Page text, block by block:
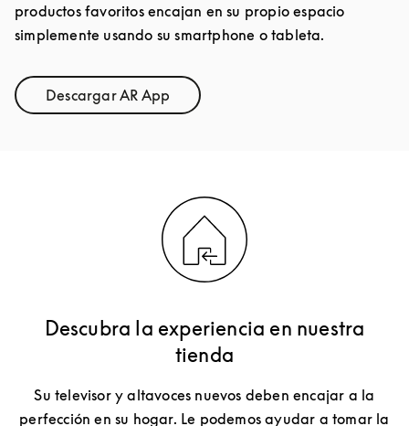
productos favoritos encajan en su propio espacio
simplemente usando su smartphone o tableta.
Descargar AR AppLink Opens in New Tab
Descubra la experiencia en nuestra
tienda
Su televisor y altavoces nuevos deben encajar a la
perfección en su hogar. Le podemos ayudar a tomar la